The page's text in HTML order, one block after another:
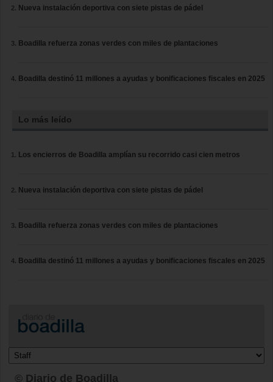
Nueva instalación deportiva con siete pistas de pádel
Boadilla refuerza zonas verdes con miles de plantaciones
Boadilla destinó 11 millones a ayudas y bonificaciones fiscales en 2025
Lo más leído
Los encierros de Boadilla amplían su recorrido casi cien metros
Nueva instalación deportiva con siete pistas de pádel
Boadilla refuerza zonas verdes con miles de plantaciones
Boadilla destinó 11 millones a ayudas y bonificaciones fiscales en 2025
© Diario de Boadilla